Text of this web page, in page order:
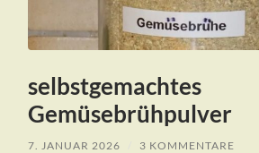
selbstgemachtes
Gemüsebrühpulver
7. JANUAR 2026 3 KOMMENTARE